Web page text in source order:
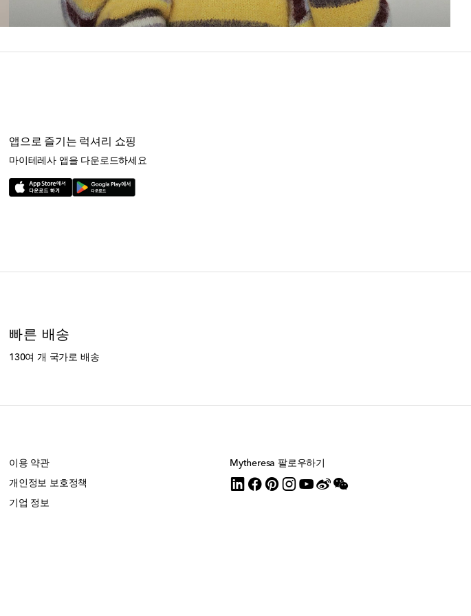
앱으로 즐기는 럭셔리 쇼핑
마이테레사 앱을 다운로드하세요
빠른 배송
130여 개 국가로 배송
이용 약관
개인정보 보호정책
기업 정보
Mytheresa 팔로우하기